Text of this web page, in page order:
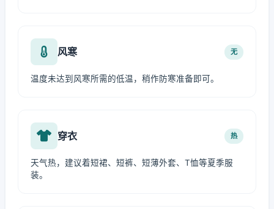
风寒 无
温度未达到风寒所需的低温，稍作防寒准备即可。
穿衣 热
天气热，建议着短裙、短裤、短薄外套、T恤等夏季服
装。